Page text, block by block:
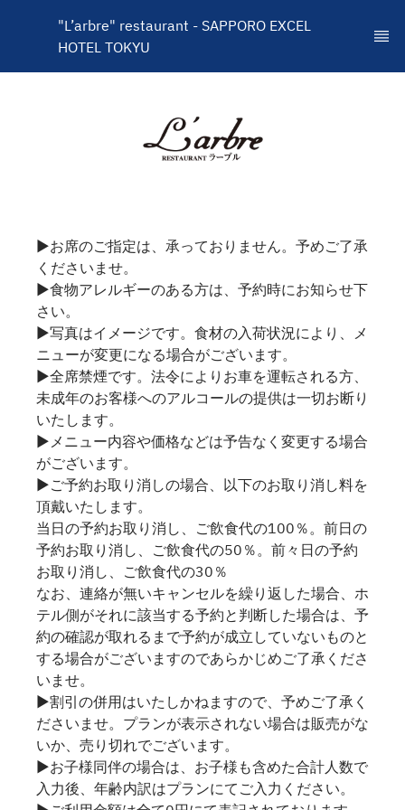
"L’arbre" restaurant - SAPPORO EXCEL
HOTEL TOKYU
▶お席のご指定は、承っておりません。予めご了承
くださいませ。
▶食物アレルギーのある方は、予約時にお知らせ下
さい。
▶写真はイメージです。食材の入荷状況により、メ
ニューが変更になる場合がございます。
▶全席禁煙です。法令によりお車を運転される方、
未成年のお客様へのアルコールの提供は一切お断り
いたします。
▶メニュー内容や価格などは予告なく変更する場合
がございます。
▶ご予約お取り消しの場合、以下のお取り消し料を
頂戴いたします。
当日の予約お取り消し、ご飲食代の100％。前日の
予約お取り消し、ご飲食代の50％。前々日の予約
お取り消し、ご飲食代の30％
なお、連絡が無いキャンセルを繰り返した場合、ホ
テル側がそれに該当する予約と判断した場合は、予
約の確認が取れるまで予約が成立していないものと
する場合がございますのであらかじめご了承くださ
いませ。
▶割引の併用はいたしかねますので、予めご了承く
ださいませ。プランが表示されない場合は販売がな
いか、売り切れでございます。
▶お子様同伴の場合は、お子様も含めた合計人数で
入力後、年齢内訳はプランにてご入力ください。